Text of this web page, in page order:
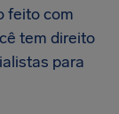
feito com
tem direito
para